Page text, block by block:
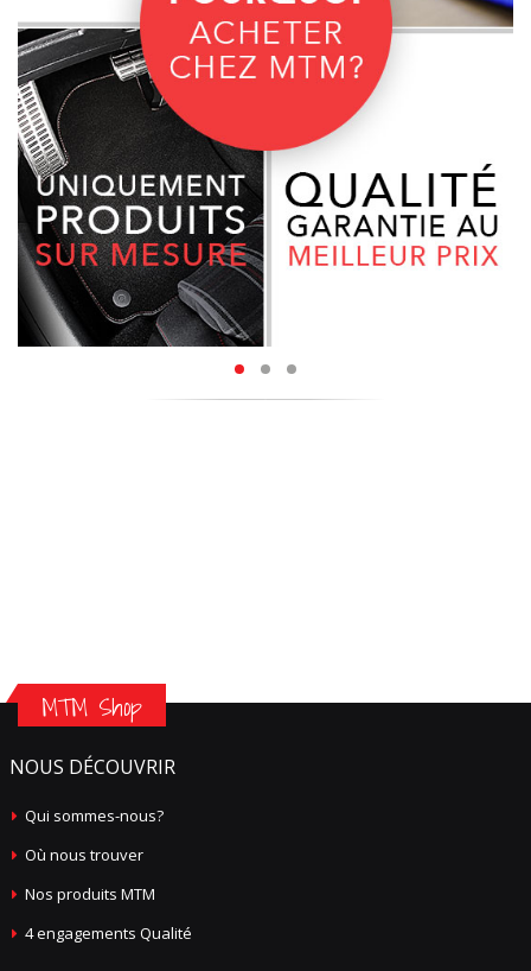
MTM Shop
NOUS DÉCOUVRIR
Qui sommes-nous?
Où nous trouver
Nos produits MTM
4 engagements Qualité